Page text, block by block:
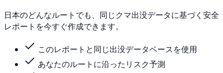
日本のどんなルートでも、同じクマ出没データに基づく安全
レポートを今すぐ作成できます。
このレポートと同じ出没データベースを使用
あなたのルートに沿ったリスク予測